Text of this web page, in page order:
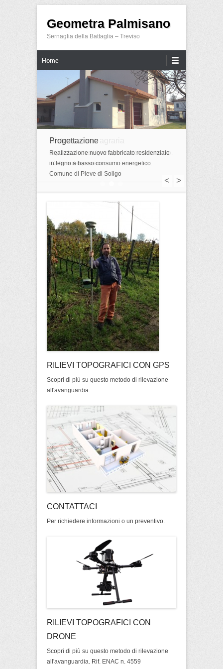
Geometra Palmisano
Sernaglia della Battaglia – Treviso
Home
Progettazione
Realizzazione nuovo fabbricato residenziale
in legno a basso consumo energetico.
Comune di Pieve di Soligo
Sistemazione agraria
Impianto nuovo vigneto previo terrazzamento.
Colline del prosecco.
< >
RILIEVI TOPOGRAFICI CON GPS
Scopri di più su questo metodo di rilevazione
all'avanguardia.
CONTATTACI
Per richiedere informazioni o un preventivo.
RILIEVI TOPOGRAFICI CON
DRONE
Scopri di più su questo metodo di rilevazione
all'avanguardia. Rif. ENAC n. 4559